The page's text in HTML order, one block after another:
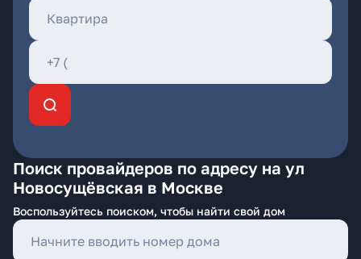
Поиск провайдеров по адресу на ул
Новосущёвская в Москве
Воспользуйтесь поиском, чтобы найти свой дом